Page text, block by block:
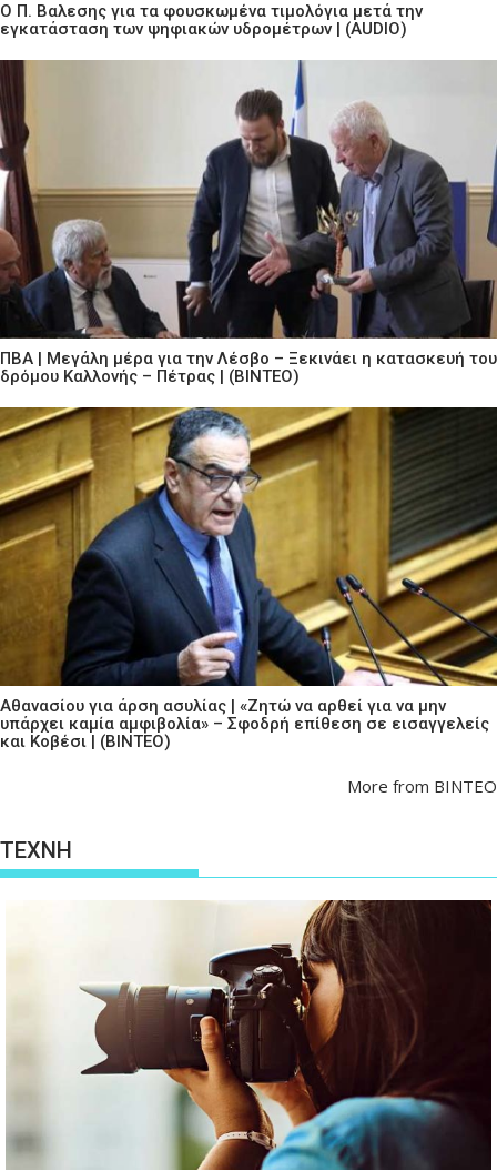
Ο Π. Βαλεσης για τα φουσκωμένα τιμολόγια μετά την
εγκατάσταση των ψηφιακών υδρομέτρων | (AUDIO)
ΠΒΑ | Μεγάλη μέρα για την Λέσβο – Ξεκινάει η κατασκευή του
δρόμου Καλλονής – Πέτρας | (ΒΙΝΤΕΟ)
Αθανασίου για άρση ασυλίας | «Ζητώ να αρθεί για να μην
υπάρχει καμία αμφιβολία» – Σφοδρή επίθεση σε εισαγγελείς
και Κοβέσι | (ΒΙΝΤΕΟ)
More from ΒΙΝΤΕΟ
ΤΕΧΝΗ